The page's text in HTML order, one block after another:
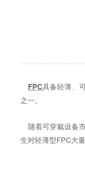
FPC具备轻薄、
之一。
随着可穿戴设备
生对轻薄型FPC大量